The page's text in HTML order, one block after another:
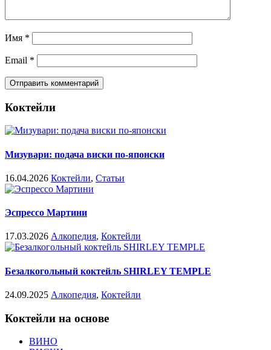
Имя *
Email *
Коктейли
Мизувари: подача виски по-японски
16.04.2026 Коктейли, Статьи
Эспрессо Мартини
17.03.2026 Алкопедия, Коктейли
Безалкогольный коктейль SHIRLEY TEMPLE
24.09.2025 Алкопедия, Коктейли
Коктейли на основе
ВИНО